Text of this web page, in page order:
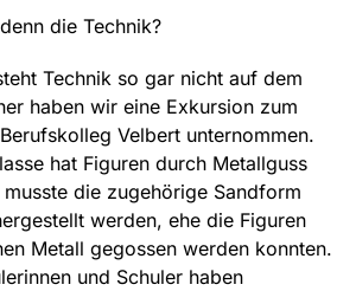
die Technik?
Technik so gar nicht auf dem
haben wir eine Exkursion zum
Velbert unternommen.
hat Figuren durch Metallguss
die zugehörige Sandform
werden, ehe die Figuren
Metall gegossen werden konnten.
und Schuler haben